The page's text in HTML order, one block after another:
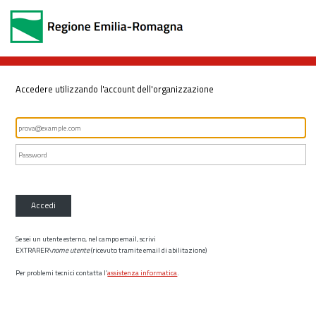
Accedere utilizzando l'account dell'organizzazione
Accedi
Se sei un utente esterno, nel campo email, scrivi
EXTRARER\nome utente(ricevuto tramite email di abilitazione)
Per problemi tecnici contatta l’assistenza informatica.